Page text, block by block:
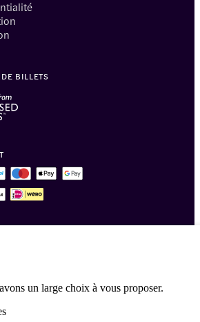
BILLETS
un large choix à vous proposer.